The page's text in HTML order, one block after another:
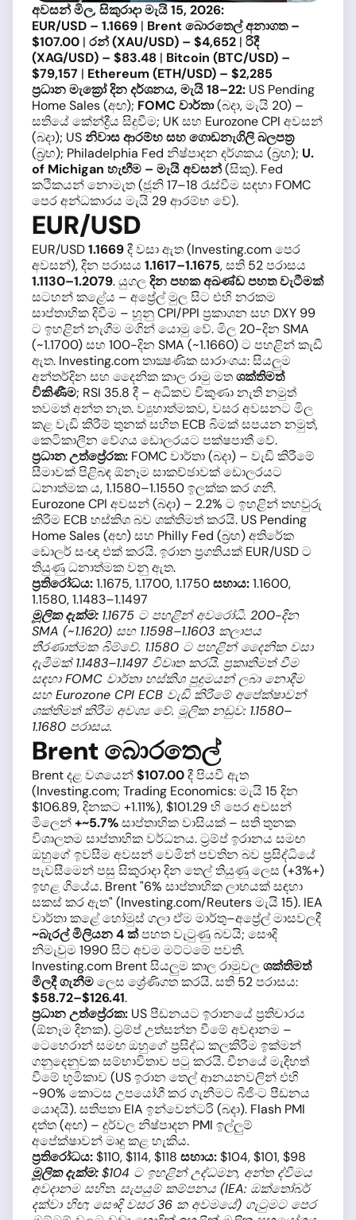
අවසන් මිල, සිකුරාදා මැයි 15, 2026:
EUR/USD – 1.1669 | Brent බොරතෙල් අනාගත –
$107.00 | රන් (XAU/USD) – $4,652 | රිදී
(XAG/USD) – $83.48 | Bitcoin (BTC/USD) –
$79,157 | Ethereum (ETH/USD) – $2,285
ප්‍රධාන මැක්‍රෝ දින දර්ශනය, මැයි 18–22: US Pending
Home Sales (අඟ); FOMC වාර්තා(බදා, මැයි 20) –
සතියේ කේන්ද්‍රීය සිදුවීම; UK සහ Eurozone CPI අවසන්
(බදා); USනිවාස ආරම්භ සහ ගොඩනැගිලි බලපත්‍ර
(බ්‍රහ); Philadelphia Fed නිෂ්පාදන දර්ශකය (බ්‍රහ); U.
of Michigan හැඟීම – මැයි අවසන්(සිකු). Fed
කථිකයන් නොමැත (ජූනි 17–18 රැස්වීම සඳහා FOMC
පෙර අන්ධකාරය මැයි 29 ආරම්භ වේ).
EUR/USD
EUR/USD1.1669දී වසා ඇත (Investing.com පෙර
අවසන්), දින පරාසය 1.1617–1.1675, සති 52 පරාසය
1.1130–1.2079. යුගලදින පහක අඛණ්ඩ පහත වැටීමක්
සටහන් කළේය – අප්‍රේල් මුල සිට එහි නරකම
සාප්තාහික දිවීම – හූනු CPI/PPI ප්‍රකාශන සහ DXY 99
ට ඉහළින් නැගීම මගින් යොමු වේ. මිල 20-දින SMA
(~1.1700) සහ 100-දින SMA (~1.1660) ට පහළින් කැඩී
ඇත. Investing.com තාක්‍ෂණික සාරාංශය: සියලුම
අන්තර්දින සහ දෛනික කාල රාමු මතශක්තිමත්
විකිණීම; RSI 35.8 දී – අධිකව විකුණා නැති නමුත්
තවමත් අන්ත නැත. ව්‍යුහාත්මකව, වසර අවසනට මිල
කළ වැඩි කිරීම් තුනක් සහිත ECB බිමක් සපයන නමුත්,
කෙටිකාලීන වේගය ඩොලරයට පක්ෂපාතී වේ.
ප්‍රධාන උත්ප්‍රේරක: FOMC වාර්තා (බදා) – වැඩි කිරීමේ
සීමාවක් පිළිබඳ ඕනෑම සාකච්ඡාවක් ඩොලරයට
ධනාත්මක ය, 1.1580–1.1550 ඉලක්ක කර ගනී.
Eurozone CPI අවසන් (බදා) – 2.2% ට ඉහළින් තහවුරු
කිරීම ECB හස්කිශ බව ශක්තිමත් කරයි. US Pending
Home Sales (අඟ) සහ Philly Fed (බ්‍රහ) අතිරේක
ඩොලර් සංඥා එක් කරයි. ඉරාන ප්‍රගතියක් EUR/USD ට
තියුණු ධනාත්මක වනු ඇත.
ප්‍රතිරෝධය:1.1675, 1.1700, 1.1750සහාය:1.1600,
1.1580, 1.1483–1.1497
මූලික දැක්ම: 1.1675 ට පහළින් අවරෝධී. 200-දින
SMA (~1.1620) සහ 1.1598–1.1603 කලාපය
තීරණාත්මක බිම්වේ. 1.1580 ට පහළින් දෛනික වසා
දැමීමක් 1.1483–1.1497 විවෘත කරයි. ප්‍රකෘතිමත් වීම
සඳහා FOMC වාර්තා හස්කිශ පුදුමයන් ලබා නොදීම
සහ Eurozone CPI ECB වැඩි කිරීමේ අපේක්ෂාවන්
ශක්තිමත් කිරීම අවශ්‍ය වේ. මූලික නඩුව: 1.1580–
1.1680 පරාසය.
Brent බොරතෙල්
Brent දළ වශයෙන්$107.00දී පියවී ඇත
(Investing.com; Trading Economics: මැයි 15 දින
$106.89, දිනකට +1.11%), $101.29 හි පෙර අවසන්
මිලෙන්+~5.7%සාප්තාහික වාසියක් – සති තුනක
විශාලතම සාප්තාහික වර්ධනය. ට්‍රම්ප් ඉරානය සමඟ
ඔහුගේ ඉවසීම අවසන් වෙමින් පවතින බව ප්‍රසිද්ධියේ
පැවසීමෙන් පසු සිකුරාදා දින තෙල් තියුණු ලෙස (+3%+)
ඉහළ ගියේය. Brent "6% සාප්තාහික ලාභයක් සඳහා
සකස් කර ඇත" (Investing.com/Reuters මැයි 15). IEA
වාර්තා කළේ හෝමුස් ගලා ඒම මාර්තු–අප්‍රේල් මාසවලදී
~බැරල් මිලියන 4 ක්පහත වැටුණු බවයි; සෞදි
නිමැවුම 1990 සිට අවම මට්ටමේ පවතී.
Investing.com Brent සියලුම කාල රාමුවලශක්තිමත්
මිලදී ගැනීමලෙස ශ්‍රේණිගත කරයි. සති 52 පරාසය:
$58.72–$126.41.
ප්‍රධාන උත්ප්‍රේරක: US පීඩනයට ඉරානයේ ප්‍රතිචාරය
(ඕනෑම දිනක). ට්‍රම්ප් උත්සන්න වීමේ අවදානම –
ටෙහෙරාන් සමඟ ඔහුගේ ප්‍රසිද්ධ කලකිරීම ඉක්මන්
ගනුදෙනුවක සම්භාවිතාව පටු කරයි. චීනයේ මැදිහත්
වීමේ භූමිකාව (US ඉරාන තෙල් ආනයනවලින් එහි
~90% කොටස උපයෝගී කර ගැනීමට බීජිංට පීඩනය
යොදයි). සතිපතා EIA ඉන්වෙන්ටරි (බදා). Flash PMI
දත්ත (අඟ) – දුර්වල නිෂ්පාදන PMI ඉල්ලුම්
අපේක්ෂාවන් මෘදු කළ හැකිය.
ප්‍රතිරෝධය:$110, $114, $118 සහාය:$104, $101, $98
මූලික දැක්ම:$104 ට ඉහළින් උද්ධමන, අන්ත ද්විමය
අවදානම සහිත. සැපයුම් කම්පනය (IEA: ඔක්තෝබර්
දක්වා හිඟ; සෞදි වසර 36 ක අවමයේ) ගැටුමට පෙර